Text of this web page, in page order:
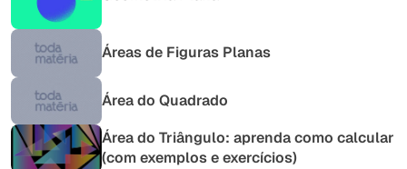
Áreas de Figuras Planas
Área do Quadrado
Área do Triângulo: aprenda como calcular
(com exemplos e exercícios)